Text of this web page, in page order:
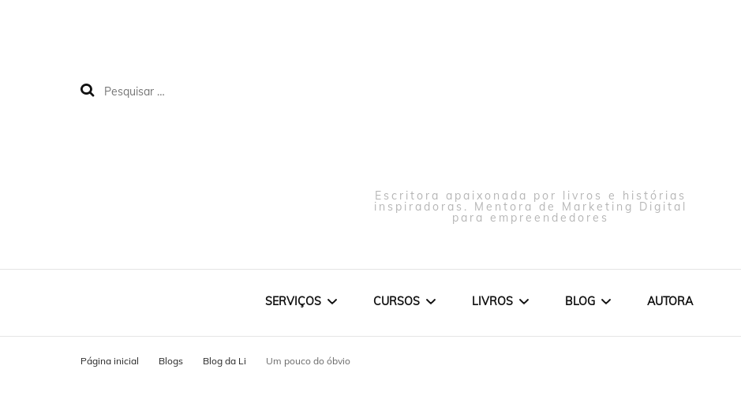
Escritora apaixonada por livros e histórias
inspiradoras. Mentora de Marketing Digital
para empreendedores
SERVIÇOS CURSOS LIVROS BLOG AUTORA
Página inicial Blogs Blog da Li Um pouco do óbvio